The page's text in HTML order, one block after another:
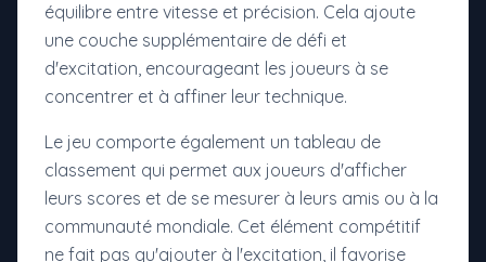
équilibre entre vitesse et précision. Cela ajoute
une couche supplémentaire de défi et
d'excitation, encourageant les joueurs à se
concentrer et à affiner leur technique.
Le jeu comporte également un tableau de
classement qui permet aux joueurs d'afficher
leurs scores et de se mesurer à leurs amis ou à la
communauté mondiale. Cet élément compétitif
ne fait pas qu'ajouter à l'excitation, il favorise